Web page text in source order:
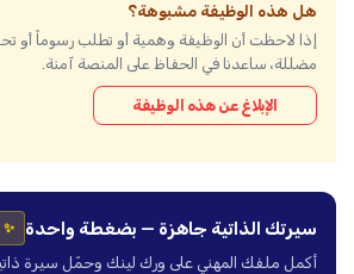
هل هذه الوظيفة مشبوهة؟
إذا لاحظت أن الوظيفة وهمية أو تطلب رسوماً أو
مضللة، ساعدنا في الحفاظ على المنصة آمنة.
الإبلاغ عن هذه الوظيفة
سيرتك الذاتية جاهزة — بضغطة واحدة
أكمل ملفك المهني على ورك لينك وحمّل سيرة ذاتية